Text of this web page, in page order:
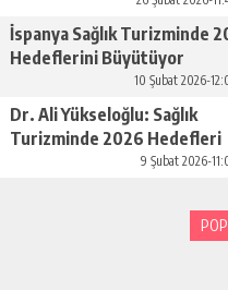
İspanya Sağlık Turizminde
Hedeflerini Büyütüyor
10 Şubat 2026-
Dr. Ali Yükseloğlu: Sağlık
Turizminde 2026 Hedefleri
9 Şubat 2026-